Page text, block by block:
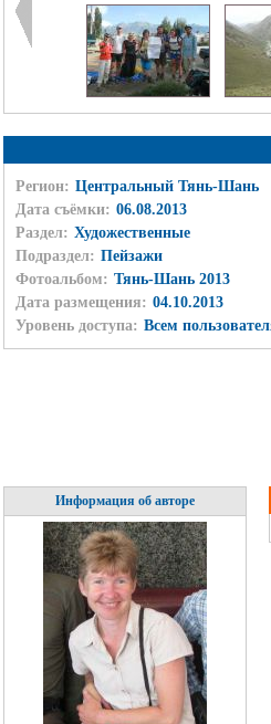
Регион: Центральный Тянь-Шань
Дата съёмки: 06.08.2013
Раздел: Художественные
Подраздел: Пейзажи
Фотоальбом: Тянь-Шань 2013
Дата размещения: 04.10.2013
Уровень доступа: Всем
Информация об авторе